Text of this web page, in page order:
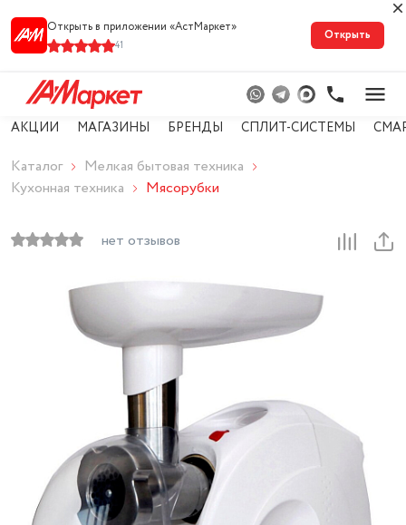
Открыть в приложении «АстМарке‪т‬»
41
Открыть
АКЦИИ МАГАЗИНЫ БРЕНДЫ СПЛИТ-СИСТЕМЫ
Каталог
Мелкая бытовая техника
Кухонная техника
Мясорубки
нет отзывов